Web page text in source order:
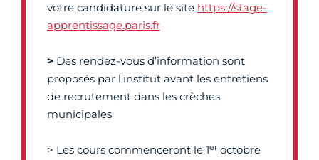
votre candidature sur le site https://stage-
apprentissage.paris.fr
> Des rendez-vous d’information sont
proposés par l’institut avant les entretiens
de recrutement dans les crèches
municipales
> Les cours commenceront le 1er octobre